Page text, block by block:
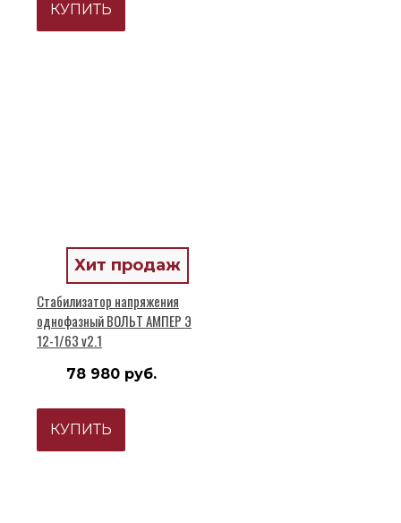
КУПИТЬ
Хит продаж
Стабилизатор напряжения
однофазный ВОЛЬТ АМПЕР Э
12-1/63 v2.1
78 980 руб.
КУПИТЬ